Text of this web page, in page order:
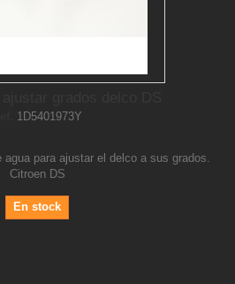
1D5401973Y
agua para ajustar el delco a sus grados.
Citroen DS
En stock